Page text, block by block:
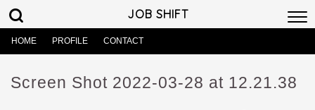
JOB SHIFT
HOME PROFILE CONTACT
Screen Shot 2022-03-28 at 12.21.38